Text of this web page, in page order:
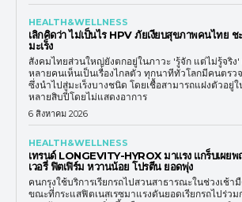
HEALTH&WELLNESS
เลิกคิดว่า ไม่เป็นไร HPV ภัยเงียบสุขภาพคนไทย ช
มะเร็ง
สังคมไทยส่วนใหญ่ยังตกอยู่ในภาวะ 'รู้จัก แต่ไม่รู้จริง'
หลายคนเห็นเป็นเรื่องไกลตัว ทุกนาทีทั่วโลกมีคนตรว
ซึ่งนำไปสู่มะเร็งบางชนิด โดยเชื้อสามารถแฝงตัวอยู่ใ
หลายสิบปีโดยไม่แสดงอาการ
6 สิงหาคม 2026
HEALTH&WELLNESS
เทรนด์ LONGEVITY-HYROX มาแรง แกร็บเผย
เวอรี่ ฟิตเฟิร์ม หวานน้อย โปรตีน ยอดพุ่ง
คนกรุงใช้บริการเรียกรถไปสวนสาธารณะในช่วงเช้า
ขณะที่กระแสฟิตเนสเรซมาแรงดันยอดเรียกรถไปร่วม